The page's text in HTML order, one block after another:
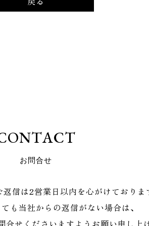
ONTACT
お問合せ
信は2営業日以内を心がけておりま
も当社からの返信がない場合は、
せくださいますようお願い申し上